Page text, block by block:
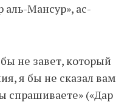
Мансур», ас-
не завет, который
я бы не сказал вам
спрашиваете» («Дар